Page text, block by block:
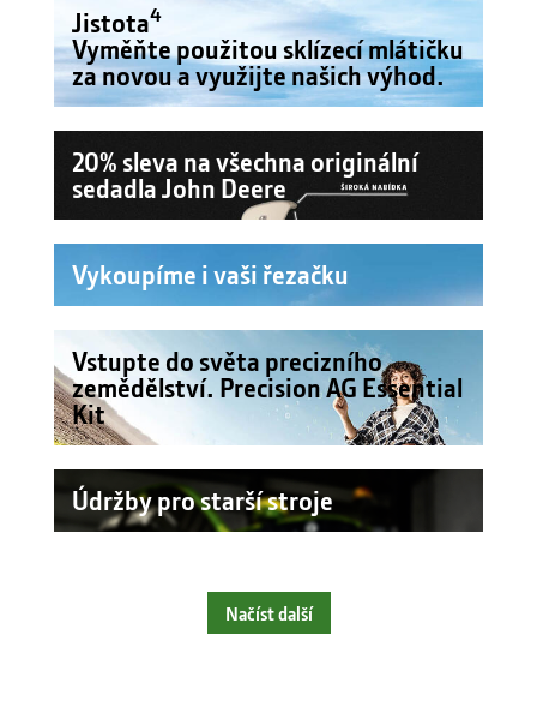
Jistota4
Vyměňte použitou sklízecí mlátičku
za novou a využijte našich výhod.
20% sleva na všechna originální
sedadla John Deere
Vykoupíme i vaši řezačku
Vstupte do světa precizního
zemědělství. Precision AG Essential
Kit
Údržby pro starší stroje
Načíst další